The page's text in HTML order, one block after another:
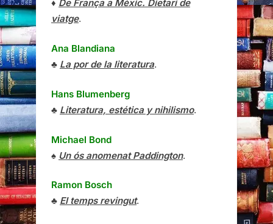
♦ De França a Mèxic. Dietari de
viatge.
Ana Blandiana
♣ La por de la literatura.
Hans Blumenberg
♣ Literatura, estética y nihilismo.
Michael Bond
♠ Un ós anomenat Paddington.
Ramon Bosch
♣ El temps revingut.